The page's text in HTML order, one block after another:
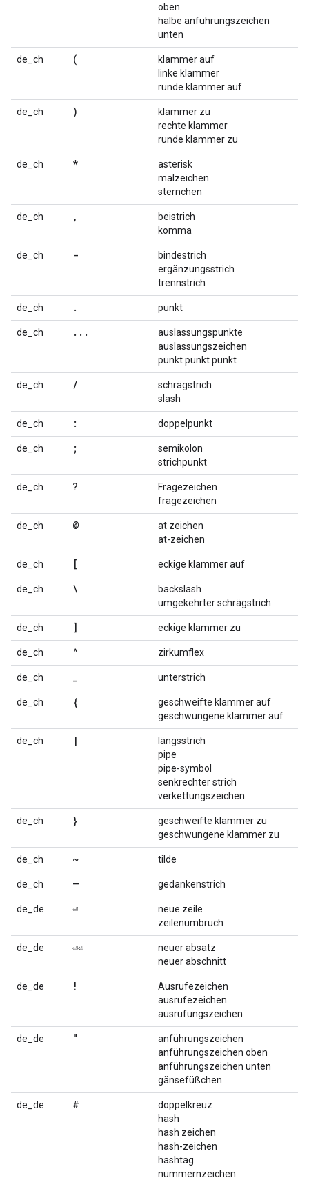
oben
halbe anführungszeichen
unten
de_ch (
klammer auf
linke klammer
runde klammer auf
de_ch )
klammer zu
rechte klammer
runde klammer zu
de_ch *
asterisk
malzeichen
sternchen
de_ch ,
beistrich
komma
de_ch -
bindestrich
ergänzungsstrich
trennstrich
de_ch . punkt
de_ch ...
auslassungspunkte
auslassungszeichen
punkt punkt punkt
de_ch /
schrägstrich
slash
de_ch : doppelpunkt
de_ch ;
semikolon
strichpunkt
de_ch ?
Fragezeichen
fragezeichen
de_ch @
at zeichen
at-zeichen
de_ch [ eckige klammer auf
de_ch \
backslash
umgekehrter schrägstrich
de_ch ] eckige klammer zu
de_ch ^ zirkumflex
de_ch _ unterstrich
de_ch {
geschweifte klammer auf
geschwungene klammer auf
de_ch |
längsstrich
pipe
pipe-symbol
senkrechter strich
verkettungszeichen
de_ch }
geschweifte klammer zu
geschwungene klammer zu
de_ch ~ tilde
de_ch – gedankenstrich
de_de ⏎
neue zeile
zeilenumbruch
de_de ⏎⏎
neuer absatz
neuer abschnitt
de_de !
Ausrufezeichen
ausrufezeichen
ausrufungszeichen
de_de "
anführungszeichen
anführungszeichen oben
anführungszeichen unten
gänsefüßchen
de_de #
doppelkreuz
hash
hash zeichen
hash-zeichen
hashtag
nummernzeichen